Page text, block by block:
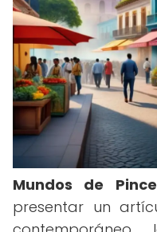
Mundos de
presentar un